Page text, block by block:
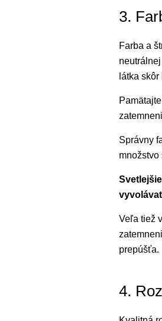
3.
Farba a
látka
Správny
množstvo
Veľa tiež
prepúšťa.
4.